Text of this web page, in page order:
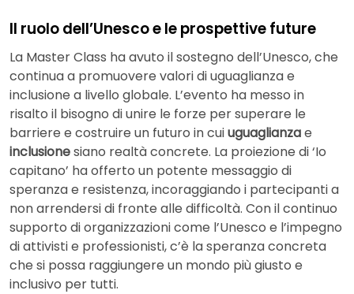
Il ruolo dell’Unesco e le prospettive future
La Master Class ha avuto il sostegno dell’Unesco, che
continua a promuovere valori di uguaglianza e
inclusione a livello globale. L’evento ha messo in
risalto il bisogno di unire le forze per superare le
barriere e costruire un futuro in cuiuguaglianzae
inclusionesiano realtà concrete. La proiezione di ‘Io
capitano’ ha offerto un potente messaggio di
speranza e resistenza, incoraggiando i partecipanti a
non arrendersi di fronte alle difficoltà. Con il continuo
supporto di organizzazioni come l’Unesco e l’impegno
di attivisti e professionisti, c’è la speranza concreta
che si possa raggiungere un mondo più giusto e
inclusivo per tutti.